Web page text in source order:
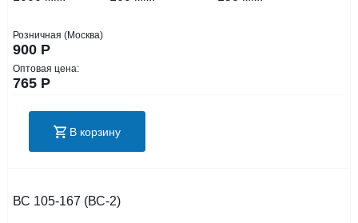
Розничная (Москва)
900 Р
Оптовая цена:
765 Р
В корзину
ВС 105-167 (ВС-2)